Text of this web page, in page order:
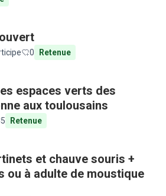
0 Retenue
espaces verts des
aux toulousains
Retenue
et chauve souris +
ou à adulte de moustique